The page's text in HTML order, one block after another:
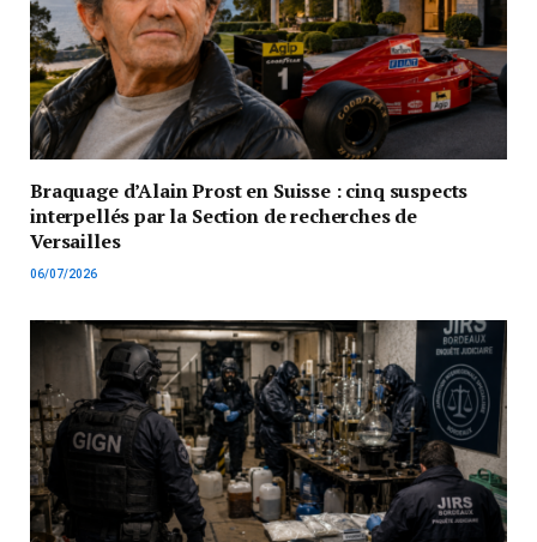
Braquage d’Alain Prost en Suisse : cinq suspects
interpellés par la Section de recherches de
Versailles
06/07/2026